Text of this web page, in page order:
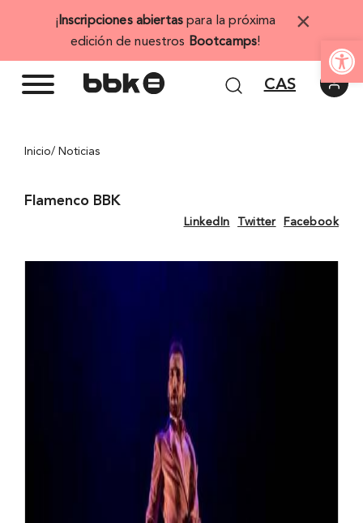
Abrir
¡ Inscripciones abiertas para la próxima
edición de nuestros Bootcamps!
×
CAS
Inicio/ Noticias
Flamenco BBK
LinkedIn Twitter Facebook